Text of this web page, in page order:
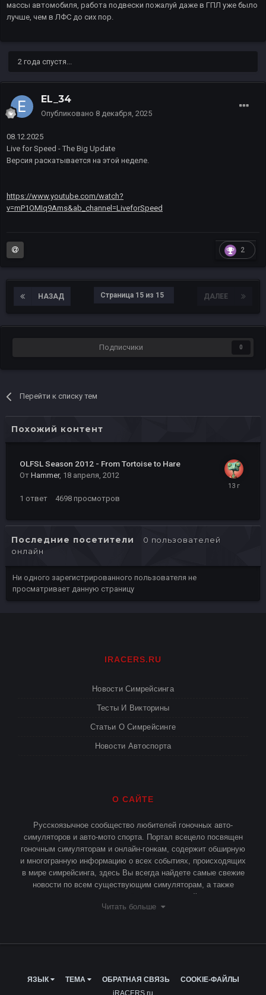
массы автомобиля, работа подвески пожалуй даже в ГПЛ уже было
лучше, чем в ЛФС до сих пор.
2 года спустя...
EL_34
Опубликовано 8 декабря, 2025
08.12.2025
Live for Speed - The Big Update
Версия раскатывается на этой неделе.
https://www.youtube.com/watch?
v=mP1OMIq9Ams&ab_channel=LiveforSpeed
2
НАЗАД ДАЛЕЕ
Страница 15 из 15
Подписчики 0
Перейти к списку тем
Похожий контент
OLFSL Season 2012 - From Tortoise to Hare
От Hammer, 18 апреля, 2012
1 ответ 4698 просмотров
Последние посетители
0 пользователей
онлайн
Ни одного зарегистрированного пользователя не
просматривает данную страницу
IRACERS.RU
Новости Симрейсинга
Тесты И Викторины
Статьи О Симрейсинге
Новости Автоспорта
О САЙТЕ
Русскоязычное сообщество любителей гоночных авто-
симуляторов и авто-мото спорта. Портал всецело посвящен
гоночным симуляторам и онлайн-гонкам, содержит обширную
и многогранную информацию о всех событиях, происходящих
в мире симрейсинга, здесь Вы всегда найдете самые свежие
новости по всем существующим симуляторам, а также
различные статьи и публикации о симрейсинге.
Читать больше
ЯЗЫК ТЕМА ОБРАТНАЯ СВЯЗЬ
COOKIE-ФАЙЛЫ